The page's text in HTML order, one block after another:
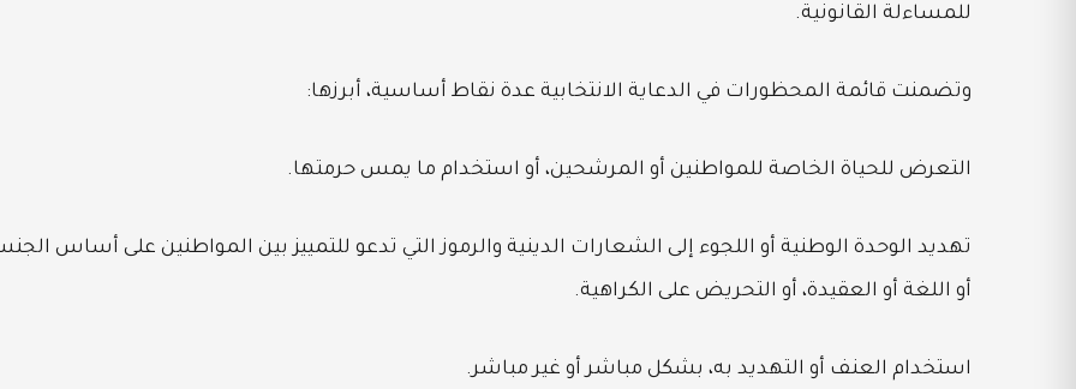
للمساءلة القانونية.
وتضمنت قائمة المحظورات في الدعاية الانتخابية عدة نقاط أساسية، أبرزها:
التعرض للحياة الخاصة للمواطنين أو المرشحين، أو استخدام ما يمس حرمتها.
تهديد الوحدة الوطنية أو اللجوء إلى الشعارات الدينية والرموز التي تدعو للتمييز بين المواطنين على أساس
أو اللغة أو العقيدة، أو التحريض على الكراهية.
استخدام العنف أو التهديد به، بشكل مباشر أو غير مباشر.